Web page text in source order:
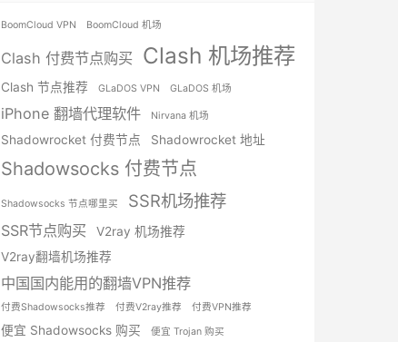
BoomCloud VPN BoomCloud 机场
Clash 付费节点购买 Clash 机场推荐
Clash 节点推荐 GLaDOS VPN GLaDOS 机场
iPhone 翻墙代理软件 Nirvana 机场
Shadowrocket 付费节点 Shadowrocket 地址
Shadowsocks 付费节点
Shadowsocks 节点哪里买 SSR机场推荐
SSR节点购买
V2ray 机场推荐
V2ray翻墙机场推荐
中国国内能用的翻墙VPN推荐
付费Shadowsocks推荐 付费V2ray推荐 付费VPN推荐
便宜 Shadowsocks 购买 便宜 Trojan 购买